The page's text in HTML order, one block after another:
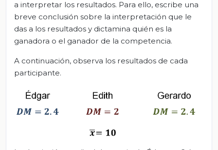
a interpretar los resultados. Para ello, escribe una
breve conclusión sobre la interpretación que le
das a los resultados y dictamina quién es la
ganadora o el ganador de la competencia.
A continuación, observa los resultados de cada
participante.